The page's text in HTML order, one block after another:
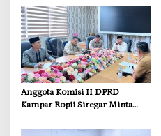
Serikat
Anggota Komisi II DPRD
Kampar Ropii Siregar Minta
Ancaman Kekosongan Obat